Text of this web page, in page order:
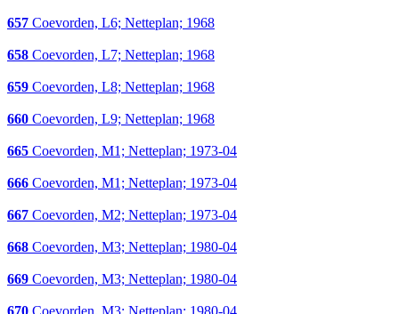
657 Coevorden, L6; Netteplan; 1968
658 Coevorden, L7; Netteplan; 1968
659 Coevorden, L8; Netteplan; 1968
660 Coevorden, L9; Netteplan; 1968
665 Coevorden, M1; Netteplan; 1973-04
666 Coevorden, M1; Netteplan; 1973-04
667 Coevorden, M2; Netteplan; 1973-04
668 Coevorden, M3; Netteplan; 1980-04
669 Coevorden, M3; Netteplan; 1980-04